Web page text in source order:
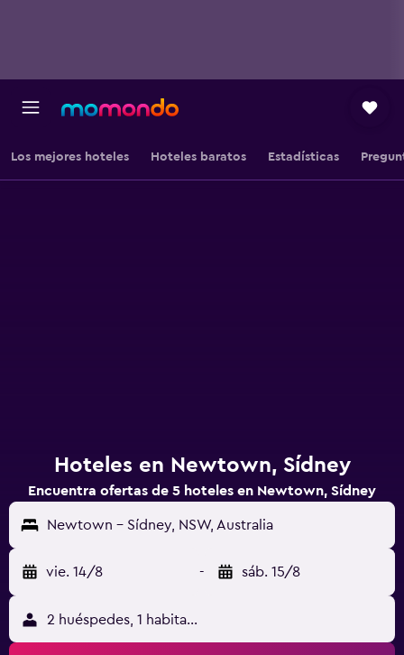
Los mejores hoteles Hoteles baratos Estadísticas
Hoteles en Newtown, Sídney
Encuentra ofertas de 5 hoteles en Newtown, Sídney
Newtown - Sídney, NSW, Australia
vie. 14/8 - sáb. 15/8
2 huéspedes, 1 habitación